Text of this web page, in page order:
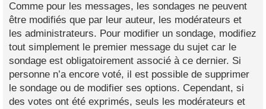
Comme pour les messages, les sondages ne peuvent
être modifiés que par leur auteur, les modérateurs et
les administrateurs. Pour modifier un sondage, modifiez
tout simplement le premier message du sujet car le
sondage est obligatoirement associé à ce dernier. Si
personne n’a encore voté, il est possible de supprimer
le sondage ou de modifier ses options. Cependant, si
des votes ont été exprimés, seuls les modérateurs et